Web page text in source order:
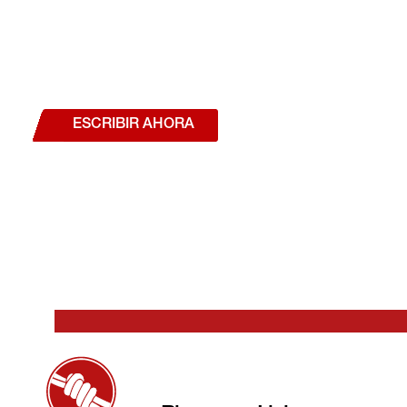
ESCRIBIR AHORA